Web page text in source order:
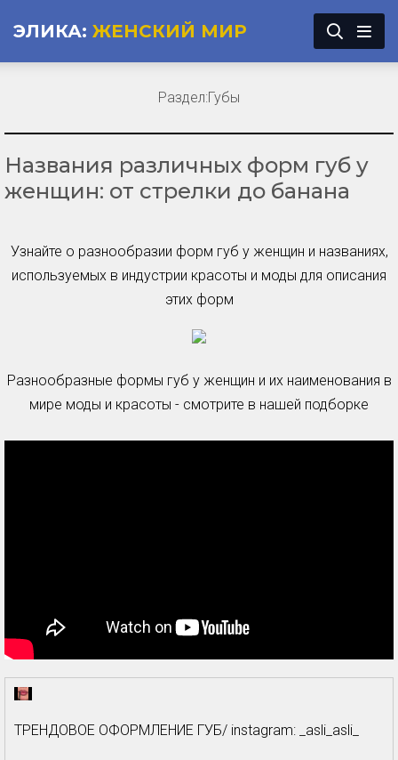
ЭЛИКА: ЖЕНСКИЙ МИР
Названия различных форм губ у
женщин: от стрелки до банана
Узнайте о разнообразии форм губ у женщин и названиях,
используемых в индустрии красоты и моды для описания
этих форм
Разнообразные формы губ у женщин и их наименования в
мире моды и красоты - смотрите в нашей подборке
ТРЕНДОВОЕ ОФОРМЛЕНИЕ ГУБ/ instagram: _asli_asli_
Раздел:Губы